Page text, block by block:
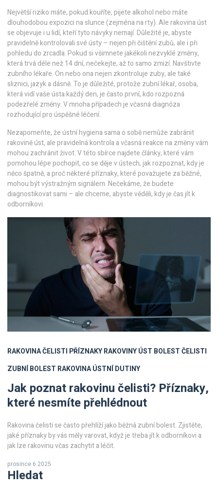
Největší riziko máte, pokud kouříte, pijete alkohol nebo máte
dlouhodobou expozici na slunce (zejména na rty). Ale rakovina úst
se objevuje i u lidí, kteří tyto návyky nemají. Důležité je, abyste
pravidelně kontrolovali své ústy – nejen při čištění zubů, ale i při
pohledu do zrcadla. Pokud si všimnete jakékoli nezvyklé změny,
která trvá déle než 14 dní, nečekejte, až to samo zmizí. Navštivte
zubního lékaře. On nebo ona nejen zkontroluje zuby, ale také
sliznici, jazyk a dásně. To je důležité, protože zubní lékař, osoba,
která vidí vaše ústa každý den, je často první, kdo rozpozná
podezřelé změny. V mnoha případech je včasná diagnóza
rozhodující pro úspěšné léčení.
Nezapomeňte, že ústní hygiena sama o sobě nemůže zabránit
rakovině úst, ale pravidelná kontrola a včasná reakce na změny vám
mohou zachránit život. V této sbírce najdete články, které vám
pomohou lépe pochopit, co se děje v ústech, jak rozpoznat, kdy je
něco špatně, a proč některé příznaky, které považujete za běžné,
mohou být výstražným signálem. Nečekáme, že budete
diagnostikovat sami – ale chceme, abyste věděli, kdy je čas jít k
odborníkovi.
RAKOVINA ČELISTI PŘÍZNAKY RAKOVINY ÚST BOLEST ČELISTI
ZUBNÍ BOLEST RAKOVINA ÚSTNÍ DUTINY
Jak poznat rakovinu čelisti? Příznaky,
které nesmíte přehlédnout
Rakovina čelisti se často přehlíží jako běžná zubní bolest. Zjistěte,
jaké příznaky by vás měly varovat, když je třeba jít k odborníkovi a
jak lze rakovinu včas zachytit a léčit.
prosince 6 2025
Hledat